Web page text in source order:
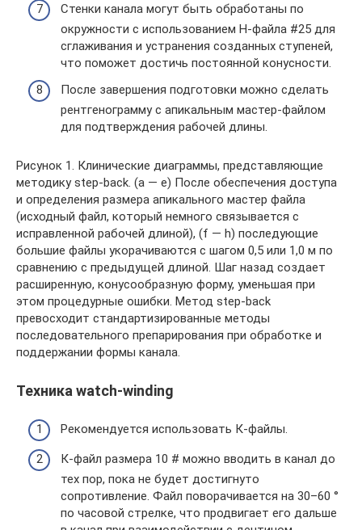
Стенки канала могут быть обработаны по
окружности с использованием Н-файла #25 для
сглаживания и устранения созданных ступеней,
что поможет достичь постоянной конусности.
После завершения подготовки можно сделать
рентгенограмму с апикальным мастер-файлом
для подтверждения рабочей длины.
Рисунок 1. Клинические диаграммы, представляющие
методику step-back. (a — e) После обеспечения доступа
и определения размера апикального мастер файла
(исходный файл, который немного связывается с
исправленной рабочей длиной), (f — h) последующие
большие файлы укорачиваются с шагом 0,5 или 1,0 м по
сравнению с предыдущей длиной. Шаг назад создает
расширенную, конусообразную форму, уменьшая при
этом процедурные ошибки. Метод step-back
превосходит стандартизированные методы
последовательного препарирования при обработке и
поддержании формы канала.
Техника watch-winding
Рекомендуется использовать К-файлы.
К-файл размера 10 # можно вводить в канал до
тех пор, пока не будет достигнуто
сопротивление. Файл поворачивается на 30–60 °
по часовой стрелке, что продвигает его дальше